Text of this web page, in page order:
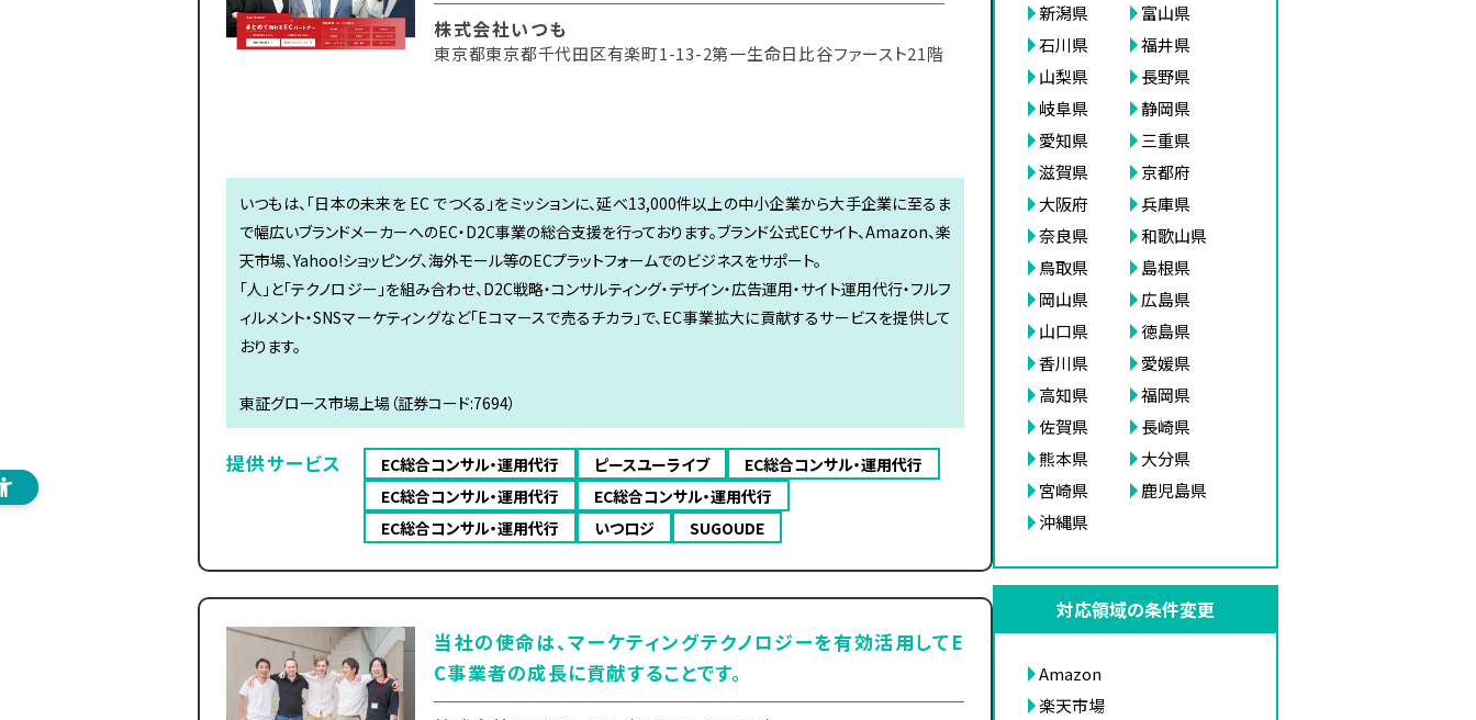
株式会社いつも
東京都東京都千代田区有楽町1-13-2第一生命日比谷ファースト21階
いつもは、「日本の未来を EC でつくる」をミッションに、延べ13,000件以上の中小企業から大手企業に至るま
で幅広いブランドメーカーへのEC・D2C事業の総合支援を行っております。ブランド公式ECサイト、Amazon、楽
天市場、Yahoo!ショッピング、海外モール等のECプラットフォームでのビジネスをサポート。
「人」と「テクノロジー」を組み合わせ、D2C戦略・コンサルティング・デザイン・広告運用・サイト運用代行・フルフ
ィルメント・SNSマーケティングなど「Eコマースで売るチカラ」で、EC事業拡大に貢献するサービスを提供して
おります。
東証グロース市場上場（証券コード:7694）
提供サービス EC総合コンサル・運用代行 ピースユーライブ
EC総合コンサル・運用代行
EC総合コンサル・運用代行
EC総合コンサル・運用代行
EC総合コンサル・運用代行
いつロジ SUGOUDE
当社の使命は、マーケティングテクノロジーを有効活用してE
C事業者の成長に貢献することです。
新潟県
富山県
石川県
福井県
山梨県
長野県
岐阜県
静岡県
愛知県
三重県
滋賀県
京都府
大阪府
兵庫県
奈良県
和歌山県
鳥取県
島根県
岡山県
広島県
山口県
徳島県
香川県
愛媛県
高知県
福岡県
佐賀県
長崎県
熊本県
大分県
宮崎県
鹿児島県
沖縄県
対応領域の条件変更
Amazon
楽天市場